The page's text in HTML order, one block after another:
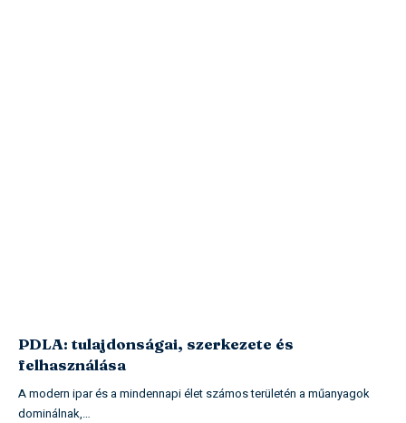
PDLA: tulajdonságai, szerkezete és
felhasználása
A modern ipar és a mindennapi élet számos területén a műanyagok
dominálnak,…